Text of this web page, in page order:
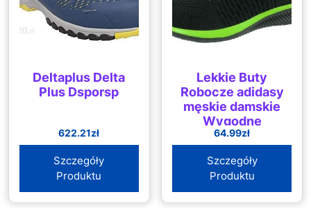
Deltaplus Delta
Plus Dsporsp
622.21zł
Szczegóły
Produktu
Lekkie Buty
Robocze adidasy
męskie damskie
Wygodne
64.99zł
Szczegóły
Produktu